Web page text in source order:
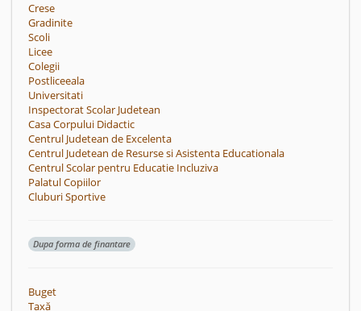
Crese
Gradinite
Scoli
Licee
Colegii
Postliceeala
Universitati
Inspectorat Scolar Judetean
Casa Corpului Didactic
Centrul Judetean de Excelenta
Centrul Judetean de Resurse si Asistenta Educationala
Centrul Scolar pentru Educatie Incluziva
Palatul Copiilor
Cluburi Sportive
Dupa forma de finantare
Buget
Taxă